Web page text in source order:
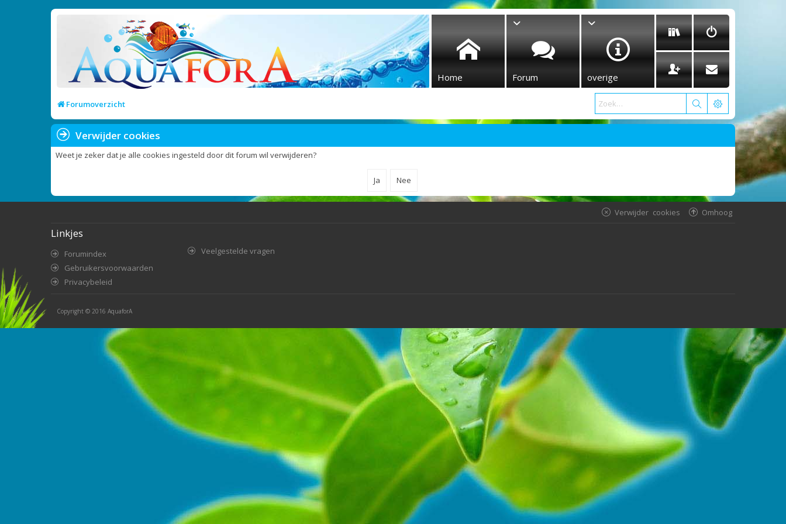
Home Forum overige
Forumoverzicht
Verwijder cookies
Weet je zeker dat je alle cookies ingesteld door dit forum wil verwijderen?
Omhoog
Verwijder cookies
Linkjes
Forumindex
Gebruikersvoorwaarden
Privacybeleid
Veelgestelde vragen
Copyright © 2016 AquaforA